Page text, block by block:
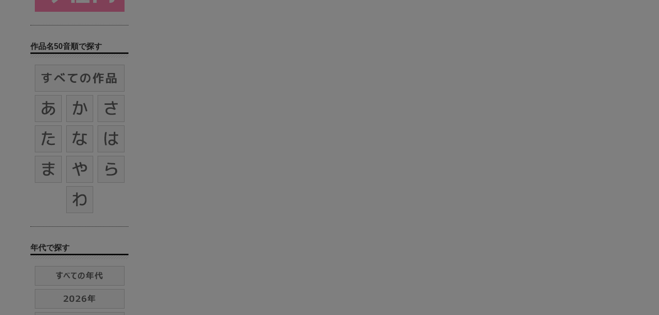
作品名50音順で探す
年代で探す